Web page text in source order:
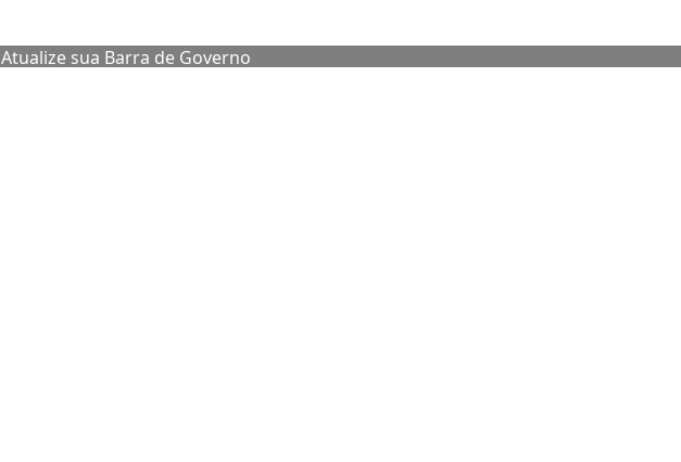
Atualize sua Barra de Governo